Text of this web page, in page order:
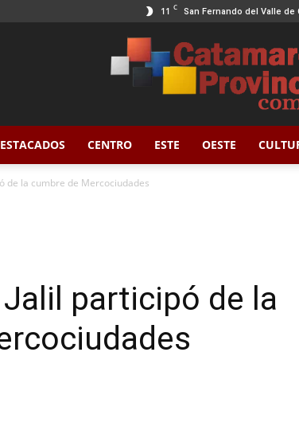
11 C San Fernando del Valle de
Catamarca
CENTRO ESTE OESTE
de la cumbre de Mercociudades
participó de la